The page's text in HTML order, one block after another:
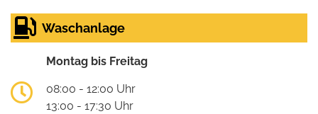
Waschanlage
Montag bis Freitag
08:00 - 12:00 Uhr
13:00 - 17:30 Uhr